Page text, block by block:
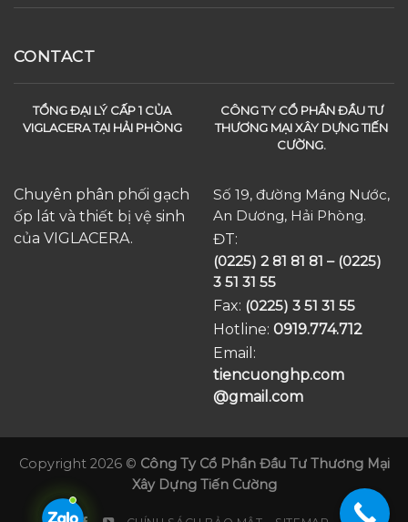
CONTACT
TỔNG ĐẠI LÝ CẤP 1 CỦA
VIGLACERA TẠI HẢI PHÒNG
Chuyên phân phối gạch
ốp lát và thiết bị vệ sinh
của VIGLACERA.
CÔNG TY CỔ PHẦN ĐẦU TƯ
THƯƠNG MẠI XÂY DỰNG TIẾN
CƯỜNG.
Số 19, đường Máng Nước,
An Dương, Hải Phòng.
ĐT:
(0225) 2 81 81 81 – (0225)
3 51 31 55
Fax: (0225) 3 51 31 55
Hotline: 0919.774.712​
Email:
tiencuonghp.com
@gmail.com
Copyright 2026 © Công Ty Cổ Phần Đầu Tư Thương Mại
Xây Dựng Tiến Cường